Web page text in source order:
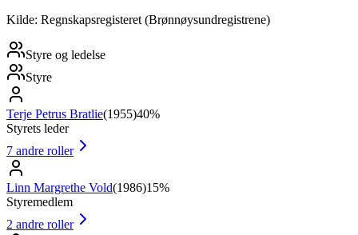
Kilde: Regnskapsregisteret (Brønnøysundregistrene)
Styre og ledelse
Styre
Terje Petrus Bratlie(1955)40%
Styrets leder
7 andre roller
Linn Margrethe Vold(1986)15%
Styremedlem
2 andre roller